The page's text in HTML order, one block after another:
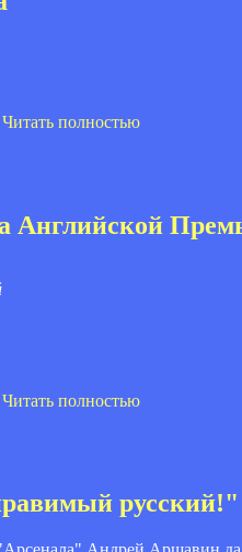
Читать полностью
Английской
Читать полностью
русский!"